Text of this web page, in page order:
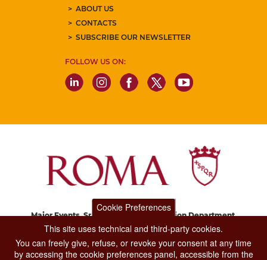
ABOUT US
CONTACTS
SUBSCRIBE OUR NEWSLETTER
FOLLOW US ON:
Major Events, Sport, Tourism and Fashion Department.
Via di San Basilio, 51
Cookie Preferences
This site uses technical and third-party cookies.
You can freely give, refuse, or revoke your consent at any time
by accessing the cookie preferences panel, accessible from the